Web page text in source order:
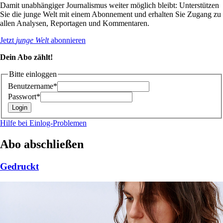
Damit unabhängiger Journalismus weiter möglich bleibt: Unterstützen
Sie die junge Welt mit einem Abonnement und erhalten Sie Zugang zu
allen Analysen, Reportagen und Kommentaren.
Jetzt junge Weltabonnieren
Dein Abo zählt!
Bitte einloggen
Benutzername*
Passwort*
Hilfe bei Einlog-Problemen
Abo abschließen
Gedruckt